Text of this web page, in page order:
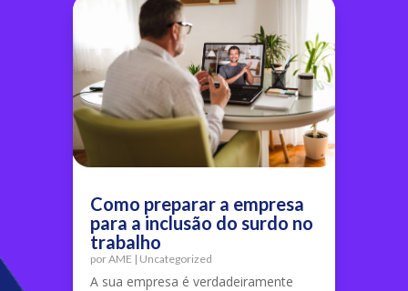
Como preparar a empresa
para a inclusão do surdo no
trabalho
porAME | Uncategorized
A sua empresa é verdadeiramente